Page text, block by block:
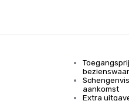
aankomst
Extra